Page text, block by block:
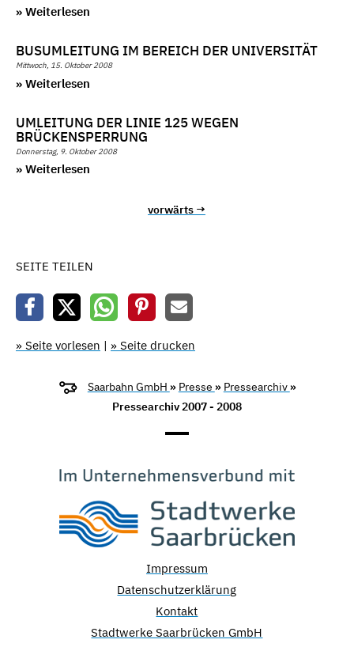
» Weiterlesen
BUSUMLEITUNG IM BEREICH DER UNIVERSITÄT
Mittwoch, 15. Oktober 2008
» Weiterlesen
UMLEITUNG DER LINIE 125 WEGEN
BRÜCKENSPERRUNG
Donnerstag, 9. Oktober 2008
» Weiterlesen
vorwärts →
SEITE TEILEN
» Seite vorlesen | » Seite drucken
Saarbahn GmbH » Presse » Pressearchiv »
Pressearchiv 2007 - 2008
Impressum
Datenschutzerklärung
Kontakt
Stadtwerke Saarbrücken GmbH